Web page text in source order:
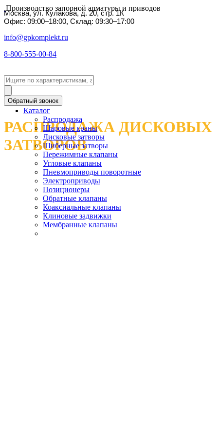
Производство запорной арматуры и приводов
Москва, ул. Кулакова, д. 20, стр. 1К
Офис: 09:00–18:00, Склад: 09:30–17:00
info@gpkomplekt.ru
8-800-555-00-84
Обратный звонок
РАСПРОДАЖА ДИСКОВЫХ
ЗАТВОРОВ
Каталог
Распродажа
Шаровые краны
Дисковые затворы
Шиберные затворы
Пережимные клапаны
Угловые клапаны
Пневмоприводы поворотные
Электроприводы
Позиционеры
Обратные клапаны
Коаксиальные клапаны
Клиновые задвижки
Мембранные клапаны